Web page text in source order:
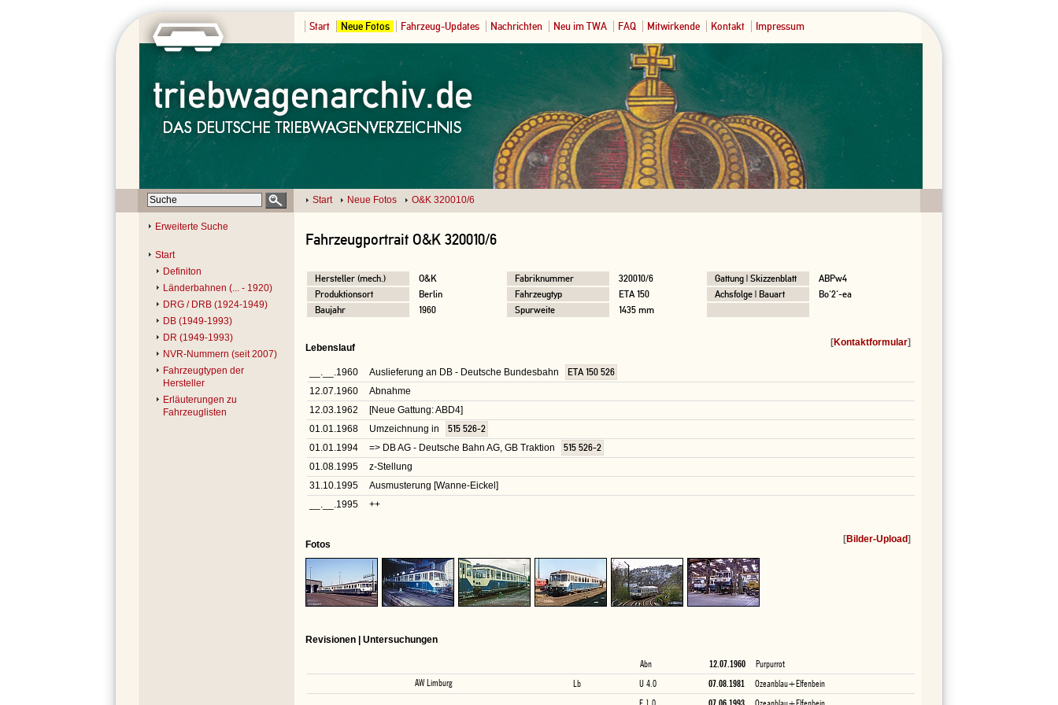
Start Neue Fotos Fahrzeug-Updates Nachrichten Neu im TWA FAQ Mitwirkende Kontakt Impressum
Start Neue Fotos O&K 320010/6
Erweiterte Suche
Start
Definiton
Länderbahnen (... - 1920)
DRG / DRB (1924-1949)
DB (1949-1993)
DR (1949-1993)
NVR-Nummern (seit 2007)
Fahrzeugtypen der
Hersteller
Erläuterungen zu
Fahrzeuglisten
Fahrzeugportrait O&K 320010/6
Hersteller (mech.) O&K Fabriknummer 320010/6 Gattung | Skizzenblatt
ABPw4
Produktionsort
Berlin Fahrzeugtyp ETA 150 Achsfolge | Bauart
Bo'2'-ea
Baujahr
1960 Spurweite 1435 mm
Lebenslauf [Kontaktformular]
__.__.1960 Auslieferung an DB - Deutsche Bundesbahn
ETA 150 526
12.07.1960
Abnahme
12.03.1962
[Neue Gattung: ABD4]
01.01.1968
Umzeichnung in
515 526-2
01.01.1994
=> DB AG - Deutsche Bahn AG, GB Traktion
515 526-2
01.08.1995
z-Stellung
31.10.1995
Ausmusterung [Wanne-Eickel]
__.__.1995
++
Fotos [Bilder-Upload]
Revisionen | Untersuchungen
Abn 12.07.1960
Purpurrot
AW Limburg
Lb U 4.0 07.08.1981
Ozeanblau+Elfenbein